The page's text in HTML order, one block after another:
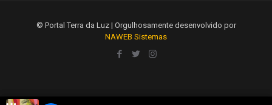
© Portal Terra da Luz | Orgulhosamente desenvolvido por
NAWEB Sistemas